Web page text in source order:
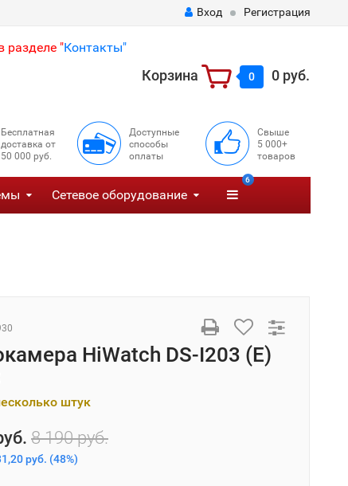
Вход Регистрация
разделе "Контакты"
Корзина 0 0 руб.
Бесплатная
доставка от
50 000 руб.
Доступные
способы
оплаты
Свыше
5 000+
товаров
Сетевое оборудование
6
HiWatch DS-I203 (E)
штук
8 190 руб.
руб. (48%)